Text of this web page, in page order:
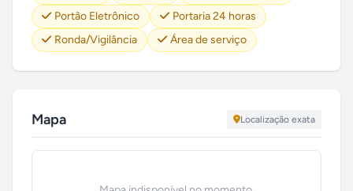
Portão Eletrônico
Portaria 24 horas
Ronda/Vigilância
Área de serviço
Mapa Localização exata